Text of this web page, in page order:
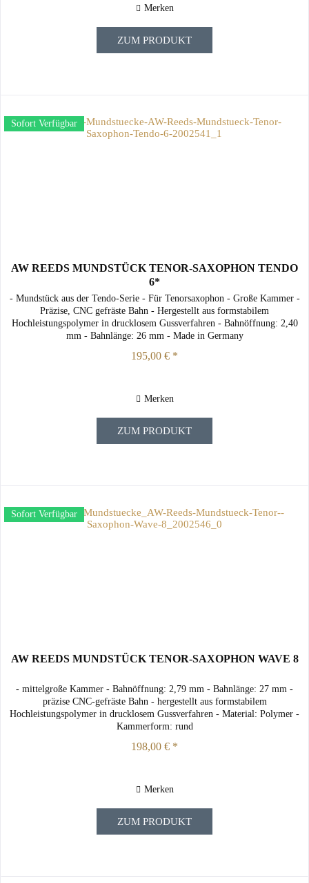
Merken
ZUM PRODUKT
Sofort Verfügbar
AW REEDS MUNDSTÜCK TENOR-SAXOPHON TENDO
6*
- Mundstück aus der Tendo-Serie - Für Tenorsaxophon - Große Kammer -
Präzise, CNC gefräste Bahn - Hergestellt aus formstabilem
Hochleistungspolymer in drucklosem Gussverfahren - Bahnöffnung: 2,40
mm - Bahnlänge: 26 mm - Made in Germany
195,00 € *
Merken
ZUM PRODUKT
Sofort Verfügbar
AW REEDS MUNDSTÜCK TENOR-SAXOPHON WAVE 8
- mittelgroße Kammer - Bahnöffnung: 2,79 mm - Bahnlänge: 27 mm -
präzise CNC-gefräste Bahn - hergestellt aus formstabilem
Hochleistungspolymer in drucklosem Gussverfahren - Material: Polymer -
Kammerform: rund
198,00 € *
Merken
ZUM PRODUKT